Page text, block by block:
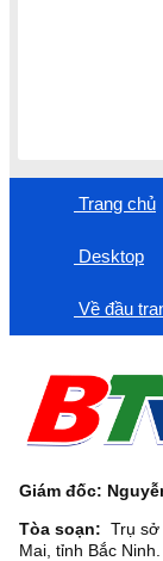
Trang chủ
Desktop
Về đầu
Giám đốc:
Tòa soạn: Trụ
Mai, tỉnh Bắc Ninh.